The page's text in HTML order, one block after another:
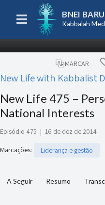
BNEI
Kabbalah
MARCAR
New Life with Kabbalist
New Life 475 –
National Interests
Episódio 475 | 16 de dez de 2014
Marcações: Liderança e gestão
A Seguir Resumo